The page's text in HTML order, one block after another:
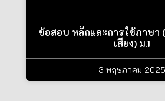
ข้อสอบ หลักและการใช้ภาษา
เสียง) ม.1
3 พฤษภาคม 2025